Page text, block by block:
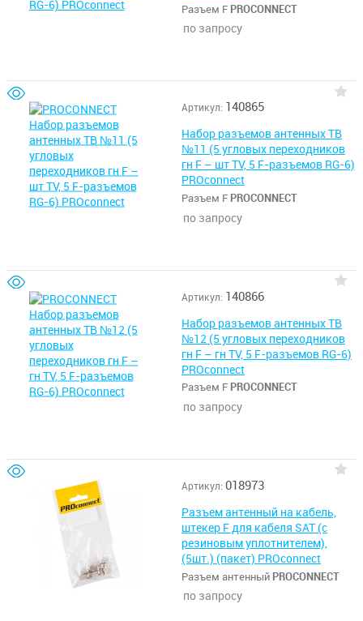
Разъем F PROCONNECT
по запросу
Артикул: 140865
Набор разъемов антенных ТВ
№11 (5 угловых переходников
гн F – шт TV, 5 F-разъемов RG-6)
PROconnect
Разъем F PROCONNECT
по запросу
Артикул: 140866
Набор разъемов антенных ТВ
№12 (5 угловых переходников
гн F – гн TV, 5 F-разъемов RG-6)
PROconnect
Разъем F PROCONNECT
по запросу
Артикул: 018973
Разъем антенный на кабель,
штекер F для кабеля SAT (с
резиновым уплотнителем),
(5шт.) (пакет) PROconnect
Разъем антенный PROCONNECT
по запросу